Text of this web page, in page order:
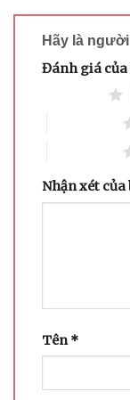
Hãy là
Đánh giá của
Nhận xét của
Tên *